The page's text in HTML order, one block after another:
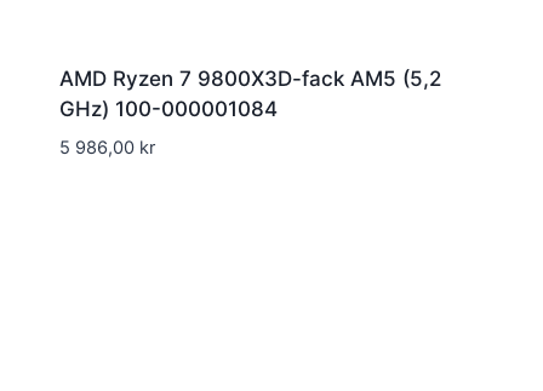
AMD Ryzen 7 9800X3D-fack AM5 (5,2
GHz) 100-000001084
5 986,00 kr